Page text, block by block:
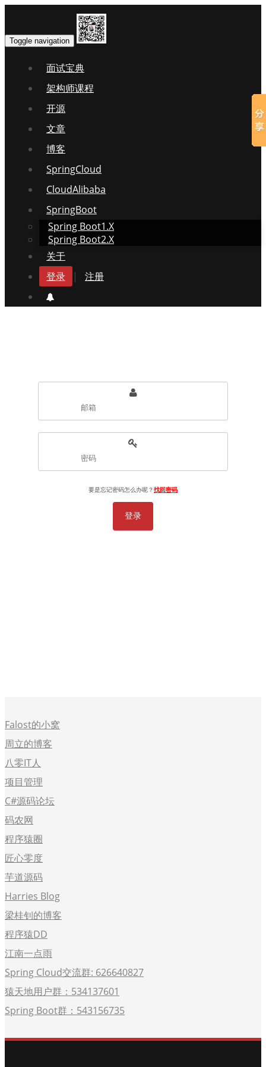
Toggle navigation
面试宝典
架构师课程
开源
文章
博客
SpringCloud
CloudAlibaba
SpringBoot
Spring Boot1.X
Spring Boot2.X
关于
登录
| 注册
要是忘记密码怎么办呢？找回密码
登录
Falost的小窝
周立的博客
八零IT人
项目管理
C#源码论坛
码农网
程序猿圈
匠心零度
芋道源码
Harries Blog
梁桂钊的博客
程序猿DD
江南一点雨
Spring Cloud交流群: 626640827
猿天地用户群：534137601
Spring Boot群：543156735